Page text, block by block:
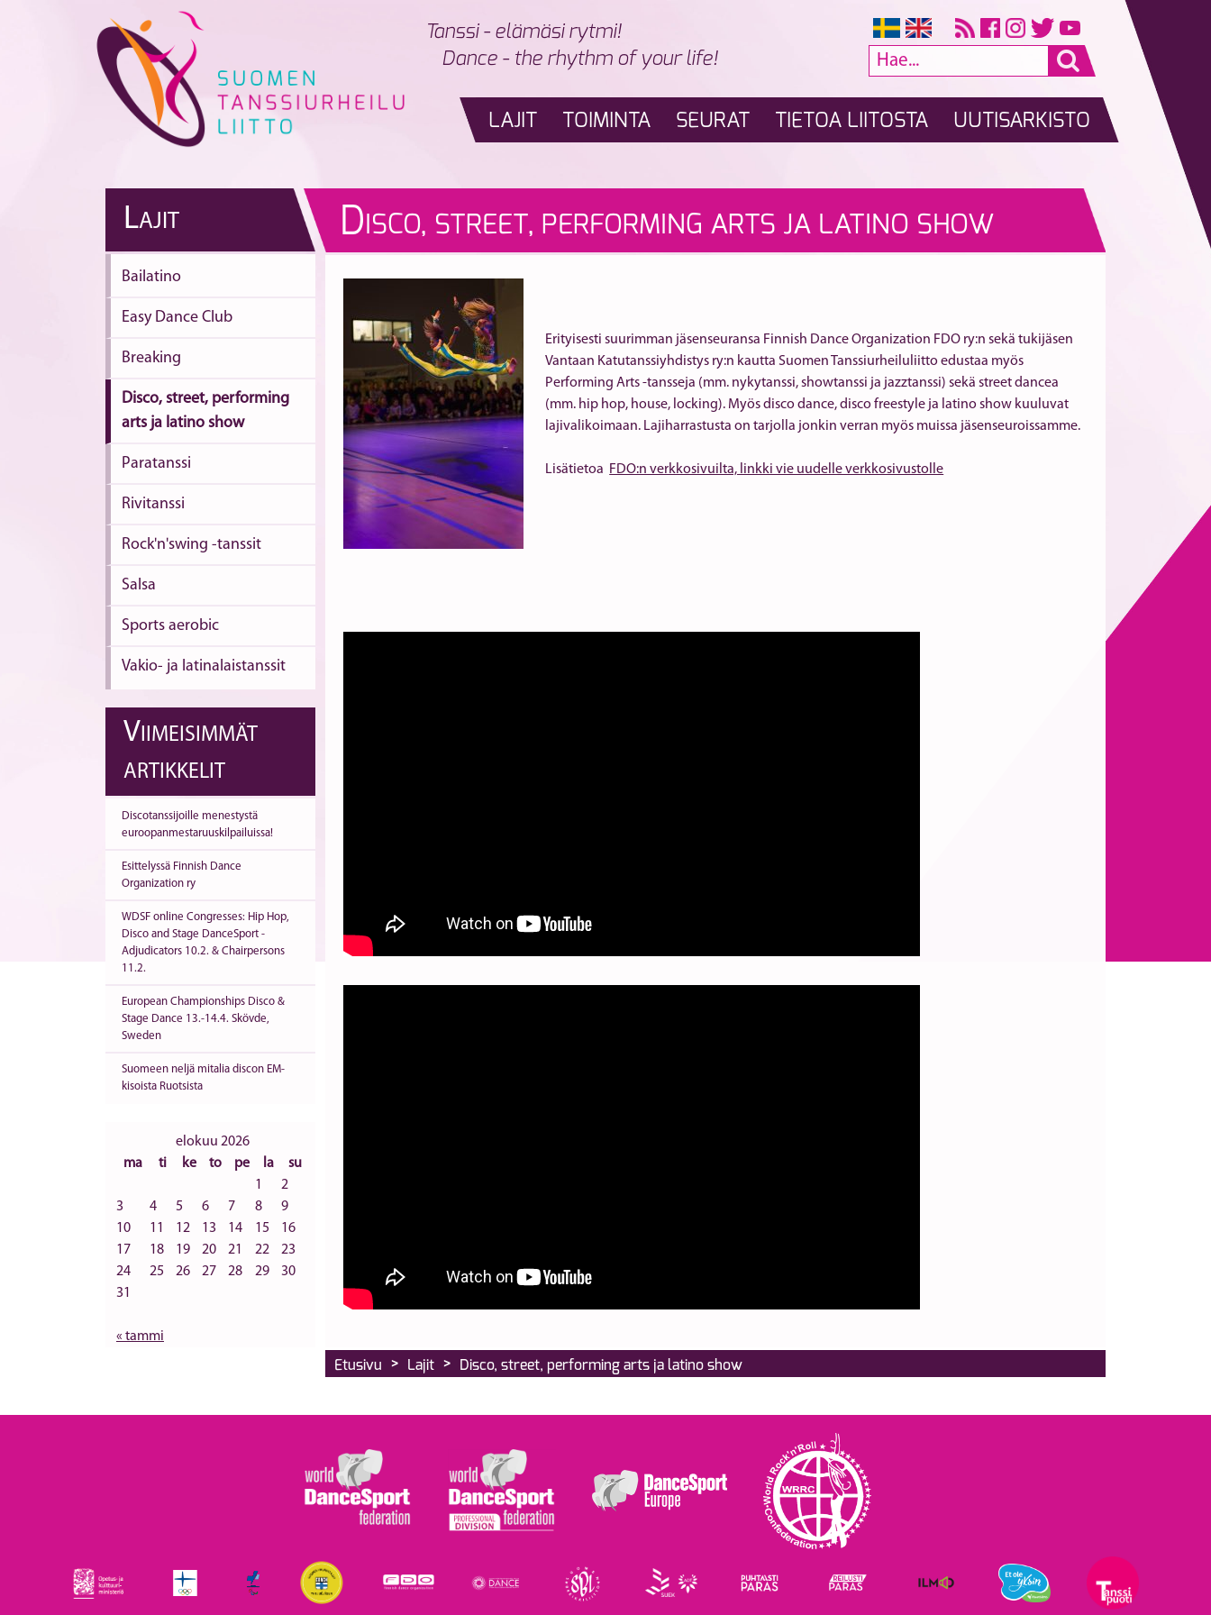
Tanssi - elämäsi rytmi!
Dance - the rhythm of your life!
LAJIT TOIMINTA SEURAT TIETOA LIITOSTA UUTISARKISTO
LAJIT
Bailatino
Easy Dance Club
Breaking
Disco, street, performing
arts ja latino show
Paratanssi
Rivitanssi
Rock'n'swing -tanssit
Salsa
Sports aerobic
Vakio- ja latinalaistanssit
VIIMEISIMMÄT
ARTIKKELIT
Discotanssijoille menestystä
euroopanmestaruuskilpailuissa!
Esittelyssä Finnish Dance
Organization ry
WDSF online Congresses: Hip Hop,
Disco and Stage DanceSport -
Adjudicators 10.2. & Chairpersons
11.2.
European Championships Disco &
Stage Dance 13.-14.4. Skövde,
Sweden
Suomeen neljä mitalia discon EM-
kisoista Ruotsista
elokuu 2026
ma
ti ke to pe la
su
1
2
3
4 5 6 7 8
9
10
11 12 13 14 15
16
17
18 19 20 21 22
23
24
25 26 27 28 29
30
31
« tammi
D ISCO, STREET, PERFORMING ARTS JA LATINO SHOW
Erityisesti suurimman jäsenseuransa Finnish Dance Organization FDO ry:n sekä tukijäsen
Vantaan Katutanssiyhdistys ry:n kautta Suomen Tanssiurheiluliitto edustaa myös
Performing Arts -tansseja (mm. nykytanssi, showtanssi ja jazztanssi) sekä street dancea
(mm. hip hop, house, locking). Myös disco dance, disco freestyle ja latino show kuuluvat
lajivalikoimaan. Lajiharrastusta on tarjolla jonkin verran myös muissa jäsenseuroissamme.
Lisätietoa FDO:n verkkosivuilta, linkki vie uudelle verkkosivustolle
Etusivu > Lajit > Disco, street, performing arts ja latino show